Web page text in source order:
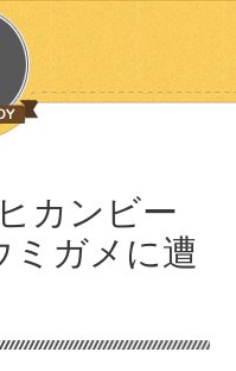
カンビー
ミガメに遭